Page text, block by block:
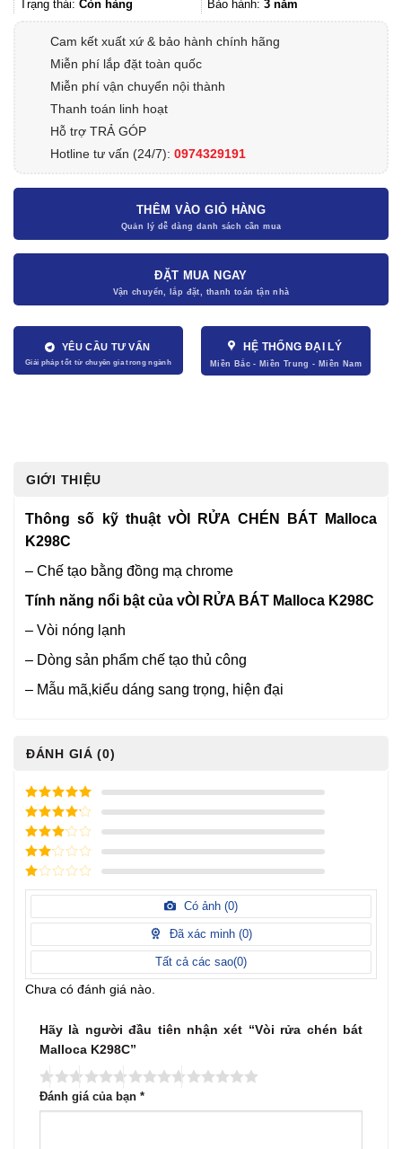
Trạng thái: Còn hàng Bảo hành: 3 năm
Cam kết xuất xứ & bảo hành chính hãng
Miễn phí lắp đặt toàn quốc
Miễn phí vận chuyển nội thành
Thanh toán linh hoạt
Hỗ trợ TRẢ GÓP
Hotline tư vấn (24/7): 0974329191
THÊM VÀO GIỎ HÀNG
ĐẶT MUA NGAY
YÊU CẦU TƯ VẤN HỆ THỐNG ĐẠI LÝ
GIỚI THIỆU
Thông số kỹ thuật vÒI RỬA CHÉN BÁT Malloca
K298C
– Chế tạo bằng đồng mạ chrome
Tính năng nổi bật của vÒI RỬA BÁT Malloca K298C
– Vòi nóng lạnh
– Dòng sản phẩm chế tạo thủ công
– Mẫu mã,kiểu dáng sang trọng, hiện đại
ĐÁNH GIÁ (0)
5/ 5 điểm
4/ 5
điểm
3/ 5
điểm
2/
điểm
1
điểm
Có ảnh (0)
Đã xác minh (0)
Tất cả các sao(0)
Chưa có đánh giá nào.
Hãy là người đầu tiên nhận xét “Vòi rửa chén bát
Malloca K298C”
Đánh giá của bạn *